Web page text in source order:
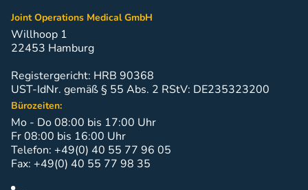
Joint Operations Medical GmbH
Willhoop 1
22453 Hamburg
Registergericht: HRB 90368
UST-IdNr. gemäß § 55 Abs. 2 RStV: DE235323200
Bürozeiten:
Mo - Do 08:00 bis 17:00 Uhr
Fr 08:00 bis 16:00 Uhr
Telefon: +49(0) 40 55 77 96 05
Fax: +49(0) 40 55 77 98 35